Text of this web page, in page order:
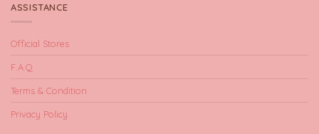
ASSISTANCE
Official Stores
F.A.Q
Terms & Condition
Privacy Policy